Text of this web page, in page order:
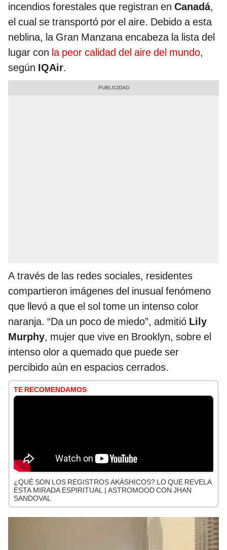
incendios forestales que registran en Canadá,
el cual se transportó por el aire. Debido a esta
neblina, la Gran Manzana encabeza la lista del
lugar con la peor calidad del aire del mundo,
según IQAir.
A través de las redes sociales, residentes
compartieron imágenes del inusual fenómeno
que llevó a que el sol tome un intenso color
naranja. “Da un poco de miedo”, admitió Lily
Murphy, mujer que vive en Brooklyn, sobre el
intenso olor a quemado que puede ser
percibido aún en espacios cerrados.
TE RECOMENDAMOS
¿QUÉ SON LOS REGISTROS AKÁSHICOS? LO QUE REVELA
ESTA MIRADA ESPIRITUAL | ASTROMOOD CON JHAN
SANDOVAL